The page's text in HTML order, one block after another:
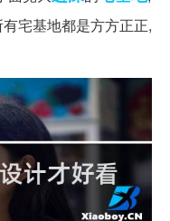
宅基地都是方方正正,